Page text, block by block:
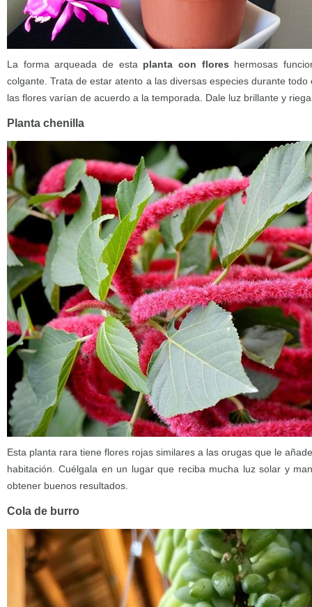
La forma arqueada de esta planta con flores hermosas
colgante. Trata de estar atento a las diversas especies durante
las flores varían de acuerdo a la temporada. Dale luz brillante y
Planta chenilla
Esta planta rara tiene flores rojas similares a las orugas que le
habitación. Cuélgala en un lugar que reciba mucha luz solar y
obtener buenos resultados.
Cola de burro